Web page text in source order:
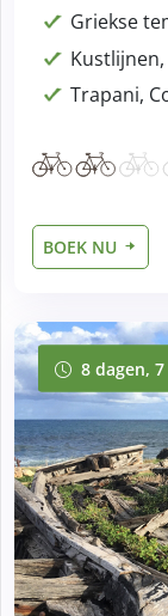
Griekse
Trapani,
BOEK NU
8 dagen,
8 dagen,